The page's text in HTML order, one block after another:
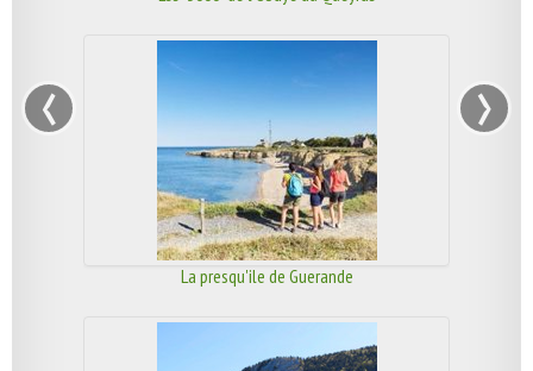
La presqu'ile de Guerande
‹ ›